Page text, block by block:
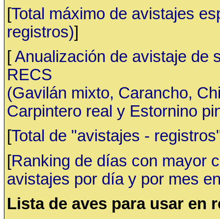
[Total máximo de avistajes
registros)]
[Anualización de avistaje de
RECS
(Gavilán mixto, Carancho,
Carpintero real y Estornino
[Total de "avistajes -
[Ranking de días con mayor
avistajes por día y por mes
Lista de aves para usar en